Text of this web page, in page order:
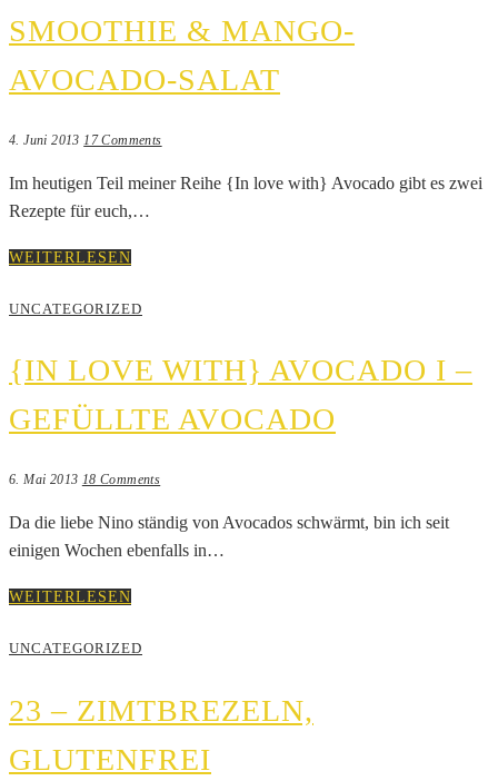
SMOOTHIE & MANGO-
AVOCADO-SALAT
4. Juni 2013 17 Comments
Im heutigen Teil meiner Reihe {In love with} Avocado gibt es zwei
Rezepte für euch,…
WEITERLESEN
UNCATEGORIZED
{IN LOVE WITH} AVOCADO I –
GEFÜLLTE AVOCADO
6. Mai 2013 18 Comments
Da die liebe Nino ständig von Avocados schwärmt, bin ich seit
einigen Wochen ebenfalls in…
WEITERLESEN
UNCATEGORIZED
23 – ZIMTBREZELN,
GLUTENFREI